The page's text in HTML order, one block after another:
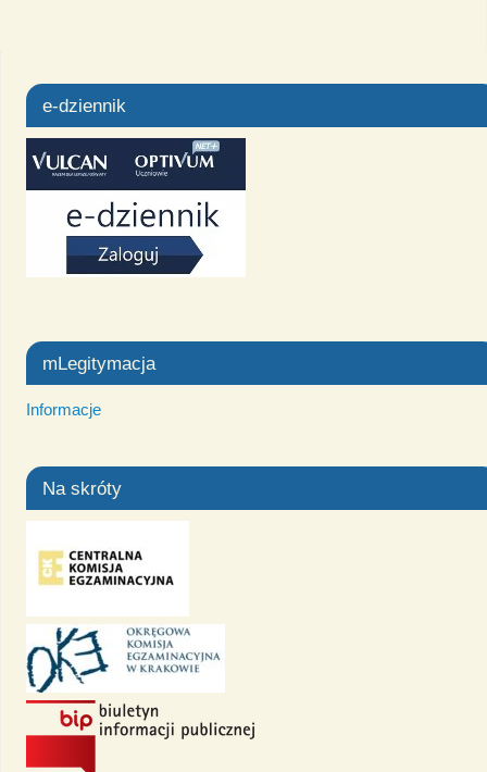
e-dziennik
mLegitymacja
Informacje
Na skróty